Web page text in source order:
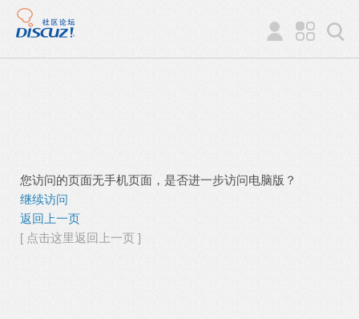
您访问的页面无手机页面，是否进一步访问电脑版？
继续访问
返回上一页
[ 点击这里返回上一页 ]